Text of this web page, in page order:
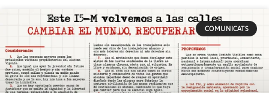
COMUNICATS